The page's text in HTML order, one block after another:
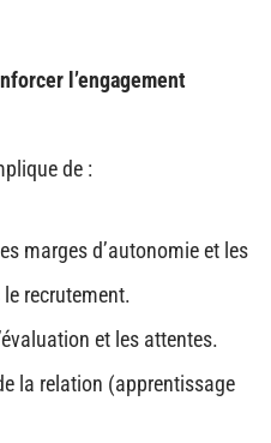
l’engagement
de :
marges d’autonomie et les
recrutement.
et les attentes.
la relation (apprentissage